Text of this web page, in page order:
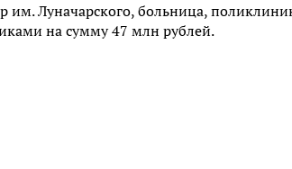
им. Луначарского, больница,
на сумму 47 млн рублей.